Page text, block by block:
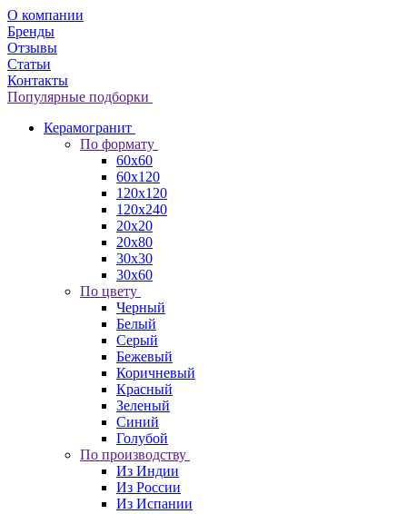
О компании
Бренды
Отзывы
Статьи
Контакты
Популярные подборки
Керамогранит
По формату
60x60
60x120
120x120
120x240
20x20
20x80
30x30
30x60
По цвету
Черный
Белый
Серый
Бежевый
Коричневый
Красный
Зеленый
Синий
Голубой
По производству
Из Индии
Из России
Из Испании